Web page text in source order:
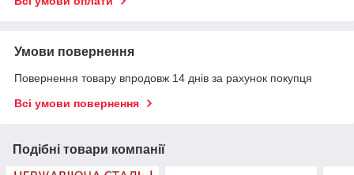
Умови повернення
Повернення товару впродовж 14 днів за рахунок покупця
Всі умови повернення
Подібні товари компанії